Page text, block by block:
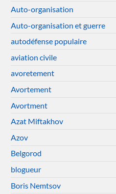
Auto-organisation
Auto-organisation et guerre
autodéfense populaire
aviation civile
avoretement
Avortement
Avortment
Azat Miftakhov
Azov
Belgorod
blogueur
Boris Nemtsov